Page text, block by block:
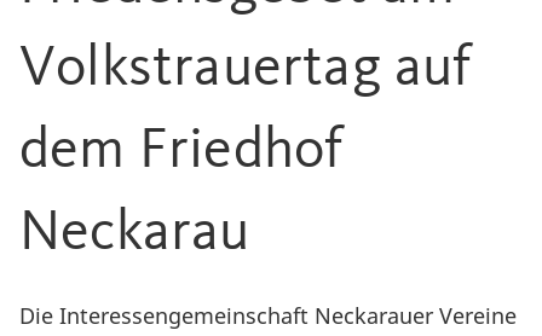
Volkstrauertag auf
dem Friedhof
Neckarau
Die Interessengemeinschaft Neckarauer Vereine